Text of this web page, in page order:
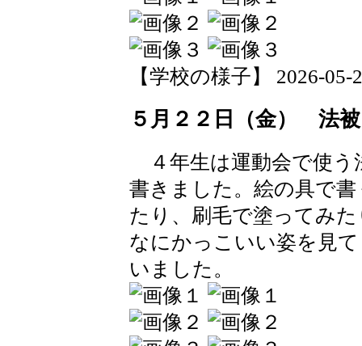
【学校の様子】 2026-05-
５月２２日（金） 法
４年生は運動会で使う
書きました。絵の具で
たり、刷毛で塗ってみ
なにかっこいい姿を見
いました。